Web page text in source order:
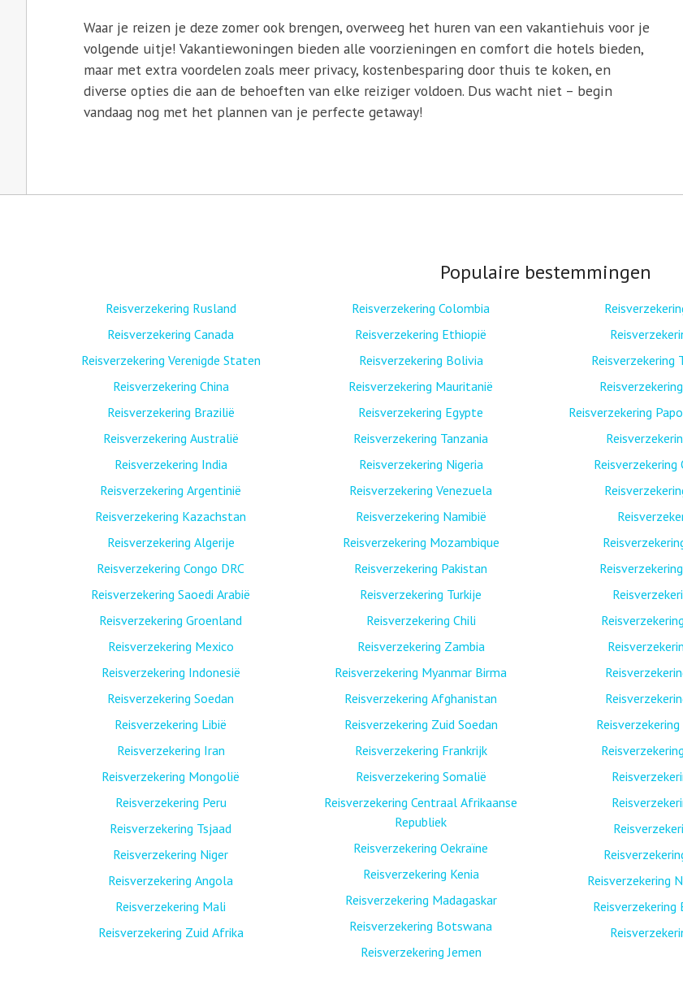
Waar je reizen je deze zomer ook brengen, overweeg het huren van een vakantiehuis voor je
volgende uitje! Vakantiewoningen bieden alle voorzieningen en comfort die hotels bieden,
maar met extra voordelen zoals meer privacy, kostenbesparing door thuis te koken, en
diverse opties die aan de behoeften van elke reiziger voldoen. Dus wacht niet – begin
vandaag nog met het plannen van je perfecte getaway!
Populaire bestemmingen
Reisverzekering Rusland
Reisverzekering Canada
Reisverzekering Verenigde Staten
Reisverzekering China
Reisverzekering Brazilië
Reisverzekering Australië
Reisverzekering India
Reisverzekering Argentinië
Reisverzekering Kazachstan
Reisverzekering Algerije
Reisverzekering Congo DRC
Reisverzekering Saoedi Arabië
Reisverzekering Groenland
Reisverzekering Mexico
Reisverzekering Indonesië
Reisverzekering Soedan
Reisverzekering Libië
Reisverzekering Iran
Reisverzekering Mongolië
Reisverzekering Peru
Reisverzekering Tsjaad
Reisverzekering Niger
Reisverzekering Angola
Reisverzekering Mali
Reisverzekering Zuid Afrika
Reisverzekering Colombia
Reisverzekering Ethiopië
Reisverzekering Bolivia
Reisverzekering Mauritanië
Reisverzekering Egypte
Reisverzekering Tanzania
Reisverzekering Nigeria
Reisverzekering Venezuela
Reisverzekering Namibië
Reisverzekering Mozambique
Reisverzekering Pakistan
Reisverzekering Turkije
Reisverzekering Chili
Reisverzekering Zambia
Reisverzekering Myanmar Birma
Reisverzekering Afghanistan
Reisverzekering Zuid Soedan
Reisverzekering Frankrijk
Reisverzekering Somalië
Reisverzekering Centraal Afrikaanse
Republiek
Reisverzekering Oekraïne
Reisverzekering Kenia
Reisverzekering Madagaskar
Reisverzekering Botswana
Reisverzekering Jemen
Reisverzekering
Reisverzekering
Reisverzekering
Reisverzekering
Reisverzekering